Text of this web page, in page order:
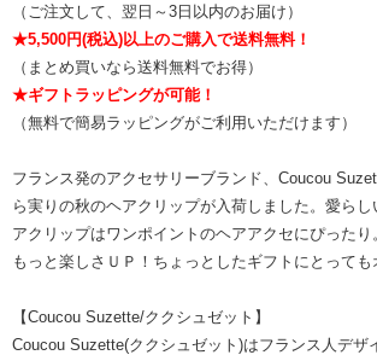
（ご注文して、翌日～3日以内のお届け）
★5,500円(税込)以上のご購入で送料無料！
（まとめ買いなら送料無料でお得）
★ギフトラッピングが可能！
（無料で簡易ラッピングがご利用いただけます）
フランス発のアクセサリーブランド、Coucou
ら実りの秋のヘアクリップが入荷しました。愛ら
アクリップはワンポイントのヘアアクセにぴったり
もっと楽しさＵＰ！ちょっとしたギフトにとっても
【Coucou Suzette/ククシュゼット】
Coucou Suzette(ククシュゼット)はフランス人デザ